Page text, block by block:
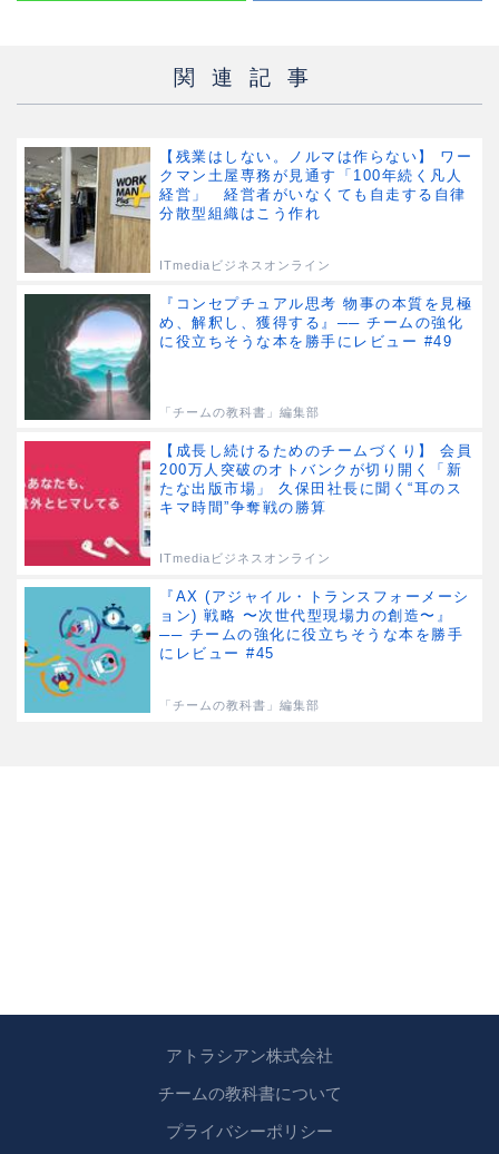
関連記事
【残業はしない。ノルマは作らない】 ワー
クマン土屋専務が見通す「100年続く凡人
経営」 経営者がいなくても自走する自律
分散型組織はこう作れ
ITmediaビジネスオンライン
『コンセプチュアル思考 物事の本質を見極
め、解釈し、獲得する』── チームの強化
に役立ちそうな本を勝手にレビュー #49
「チームの教科書」編集部
【成長し続けるためのチームづくり】 会員
200万人突破のオトバンクが切り開く「新
たな出版市場」 久保田社長に聞く“耳のス
キマ時間”争奪戦の勝算
ITmediaビジネスオンライン
『AX (アジャイル・トランスフォーメーシ
ョン) 戦略 〜次世代型現場力の創造〜』
── チームの強化に役立ちそうな本を勝手
にレビュー #45
「チームの教科書」編集部
アトラシアン株式会社
チームの教科書について
プライバシーポリシー